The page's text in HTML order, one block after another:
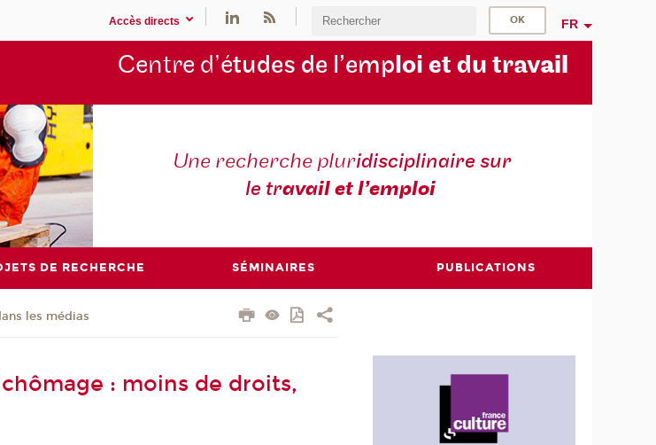
Accès directs FR
Centre d’études de l’emploi et du travail
Une recherche pluridisciplinaire sur
le travail et l’emploi
DE RECHERCHE SÉMINAIRES PUBLICATIONS
les médias
: moins de droits,